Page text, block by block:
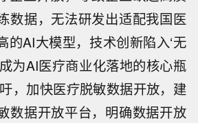
数据，无法研发出适配我国医
的AI大模型，技术创新陷入‘无
为AI医疗商业化落地的核心瓶
，加快医疗脱敏数据开放，建
数据开放平台，明确数据开放